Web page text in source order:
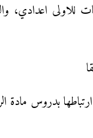
للاولى اعدادي،
بدروس مادة